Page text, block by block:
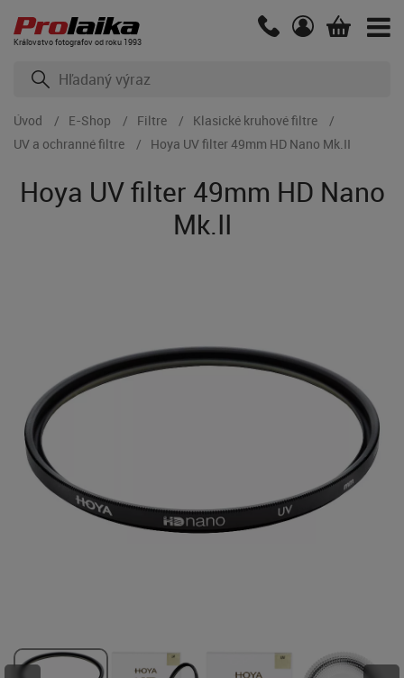
Kráľovstvo fotografov od roku 1993
Úvod E-Shop Filtre
Klasické kruhové filtre
UV a ochranné filtre
Hoya UV filter 49mm HD Nano Mk.II
Hoya UV filter 49mm HD Nano
Mk.II